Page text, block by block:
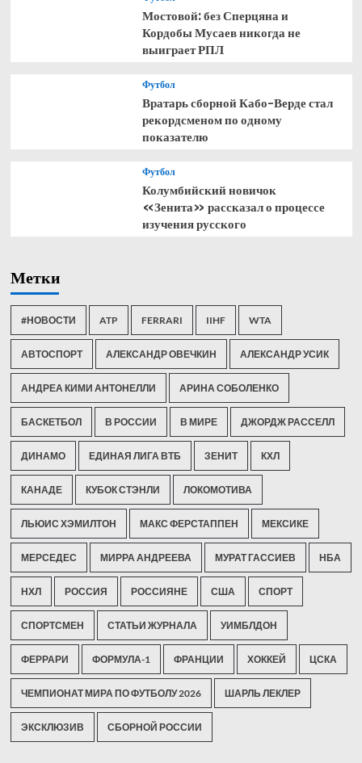
Мостовой: без Сперцяна и
Кордобы Мусаев никогда не
выиграет РПЛ
Футбол
Вратарь сборной Кабо-Верде стал
рекордсменом по одному
показателю
Футбол
Колумбийский новичок
«Зенита» рассказал о процессе
изучения русского
Метки
#НОВОСТИ ATP FERRARI IIHF WTA
АВТОСПОРТ АЛЕКСАНДР ОВЕЧКИН АЛЕКСАНДР УСИК
АНДРЕА КИМИ АНТОНЕЛЛИ АРИНА СОБОЛЕНКО
БАСКЕТБОЛ В РОССИИ В МИРЕ ДЖОРДЖ РАССЕЛЛ
ДИНАМО ЕДИНАЯ ЛИГА ВТБ ЗЕНИТ КХЛ
КАНАДЕ КУБОК СТЭНЛИ ЛОКОМОТИВА
ЛЬЮИС ХЭМИЛТОН МАКС ФЕРСТАППЕН МЕКСИКЕ
МЕРСЕДЕС МИРРА АНДРЕЕВА МУРАТ ГАССИЕВ НБА
НХЛ РОССИЯ РОССИЯНЕ США СПОРТ
СПОРТСМЕН СТАТЬИ ЖУРНАЛА УИМБЛДОН
ФЕРРАРИ ФОРМУЛА-1 ФРАНЦИИ ХОККЕЙ ЦСКА
ЧЕМПИОНАТ МИРА ПО ФУТБОЛУ 2026 ШАРЛЬ ЛЕКЛЕР
ЭКСКЛЮЗИВ СБОРНОЙ РОССИИ